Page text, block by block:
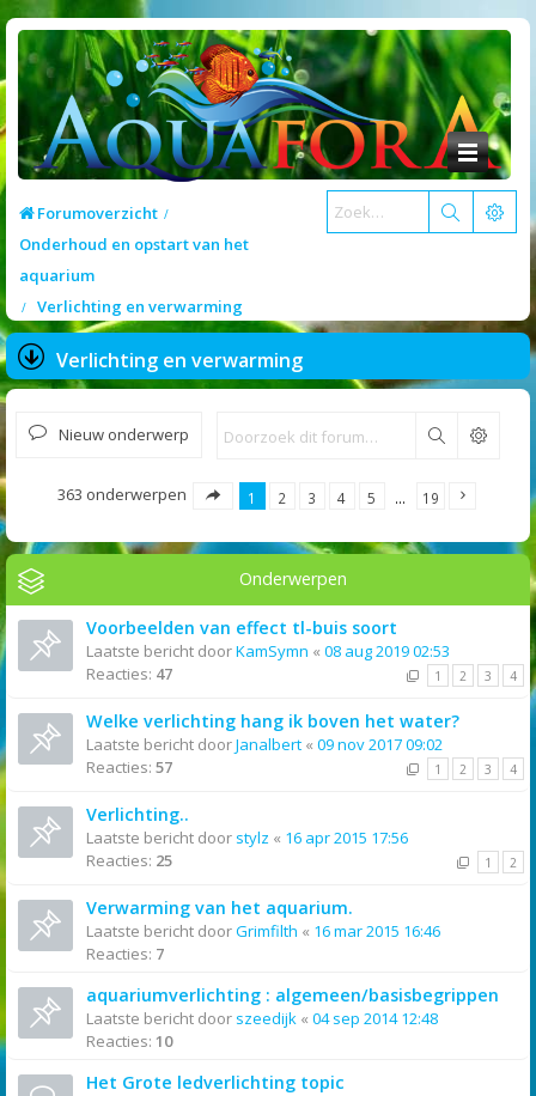
Forumoverzicht
Onderhoud en opstart van het
aquarium
Verlichting en verwarming
Verlichting en verwarming
Nieuw onderwerp Zoek
363 onderwerpen 1 2 3 4 5 … 19
Onderwerpen
Voorbeelden van effect tl-buis soort
Laatste bericht doorKamSymn « 08 aug 2019 02:53
Reacties: 47 1 2 3 4
Welke verlichting hang ik boven het water?
Laatste bericht doorJanalbert « 09 nov 2017 09:02
Reacties: 57 1 2 3 4
Verlichting..
Laatste bericht door stylz « 16 apr 2015 17:56
Reacties: 25 1 2
Verwarming van het aquarium.
Laatste bericht doorGrimfilth « 16 mar 2015 16:46
Reacties: 7
aquariumverlichting : algemeen/basisbegrippen
Laatste bericht door szeedijk « 04 sep 2014 12:48
Reacties: 10
Het Grote ledverlichting topic